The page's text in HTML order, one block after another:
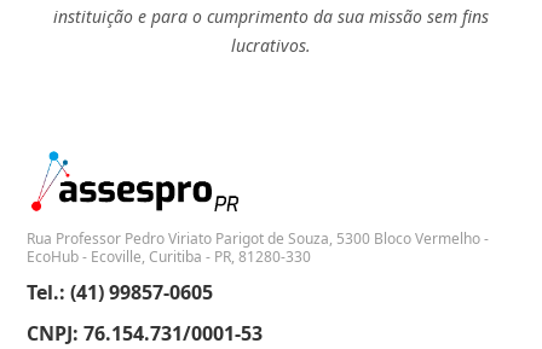
instituição e para o cumprimento da sua missão sem fins
lucrativos.
Rua Professor Pedro Viriato Parigot de Souza, 5300 Bloco Vermelho -
EcoHub - Ecoville, Curitiba - PR, 81280-330
Tel.: (41) 99857-0605
CNPJ: 76.154.731/0001-53